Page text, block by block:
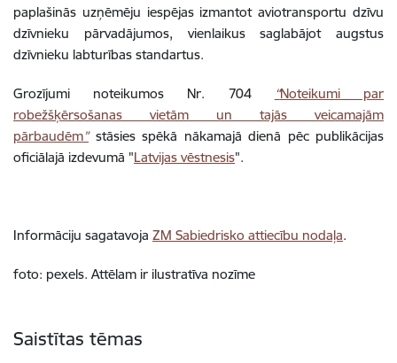
paplašinās uzņēmēju iespējas izmantot aviotransportu dzīvu
dzīvnieku pārvadājumos, vienlaikus saglabājot augstus
dzīvnieku labturības standartus.
Grozījumi noteikumos Nr. 704 “Noteikumi par
robežšķērsošanas vietām un tajās veicamajām
pārbaudēm” stāsies spēkā nākamajā dienā pēc publikācijas
oficiālajā izdevumā "Latvijas vēstnesis".
Informāciju sagatavoja ZM Sabiedrisko attiecību nodaļa.
foto: pexels. Attēlam ir ilustratīva nozīme
Saistītas tēmas